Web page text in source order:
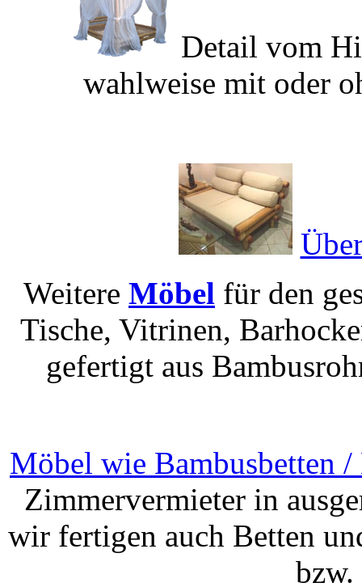
Detail vom
wahlweise mit oder
Weitere Möbel für den
Tische, Vitrinen,
gefertigt aus
Möbel wie Bambusbetten
Zimmervermieter in
wir fertigen auch Betten